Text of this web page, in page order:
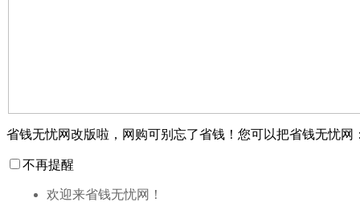
省钱无忧网改版啦，网购可别忘了省钱！您可以把省钱无忧网
不再提醒
欢迎来省钱无忧网！